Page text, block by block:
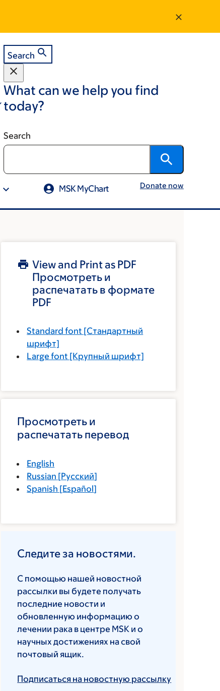
Search
What can we help you find
today?
Search
MSK MyChart Donate now
View and Print as PDF
Просмотреть и
распечатать в формате
PDF
Standard font [Стандартный
шрифт]
Large font [Крупный шрифт]
Просмотреть и
распечатать перевод
English
Russian [Русский]
Spanish [Español]
Следите за новостями.
С помощью нашей новостной
рассылки вы будете получать
последние новости и
обновленную информацию о
лечении рака в центре MSK и о
научных достижениях на свой
почтовый ящик.
Подписаться на новостную рассылку